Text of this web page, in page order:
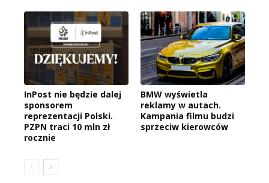
InPost nie będzie dalej
sponsorem
reprezentacji Polski.
PZPN traci 10 mln zł
rocznie
BMW wyświetla
reklamy w autach.
Kampania filmu budzi
sprzeciw kierowców